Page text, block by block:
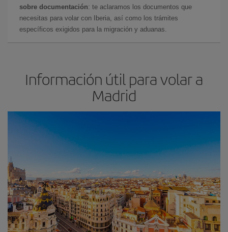
sobre documentación: te aclaramos los documentos que
necesitas para volar con Iberia, así como los trámites
específicos exigidos para la migración y aduanas.
Información útil para volar a
Madrid